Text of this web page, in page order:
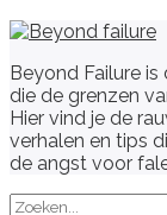
Beyond Failure
die de grenzen
Hier vind je de
verhalen en tips
de angst voor